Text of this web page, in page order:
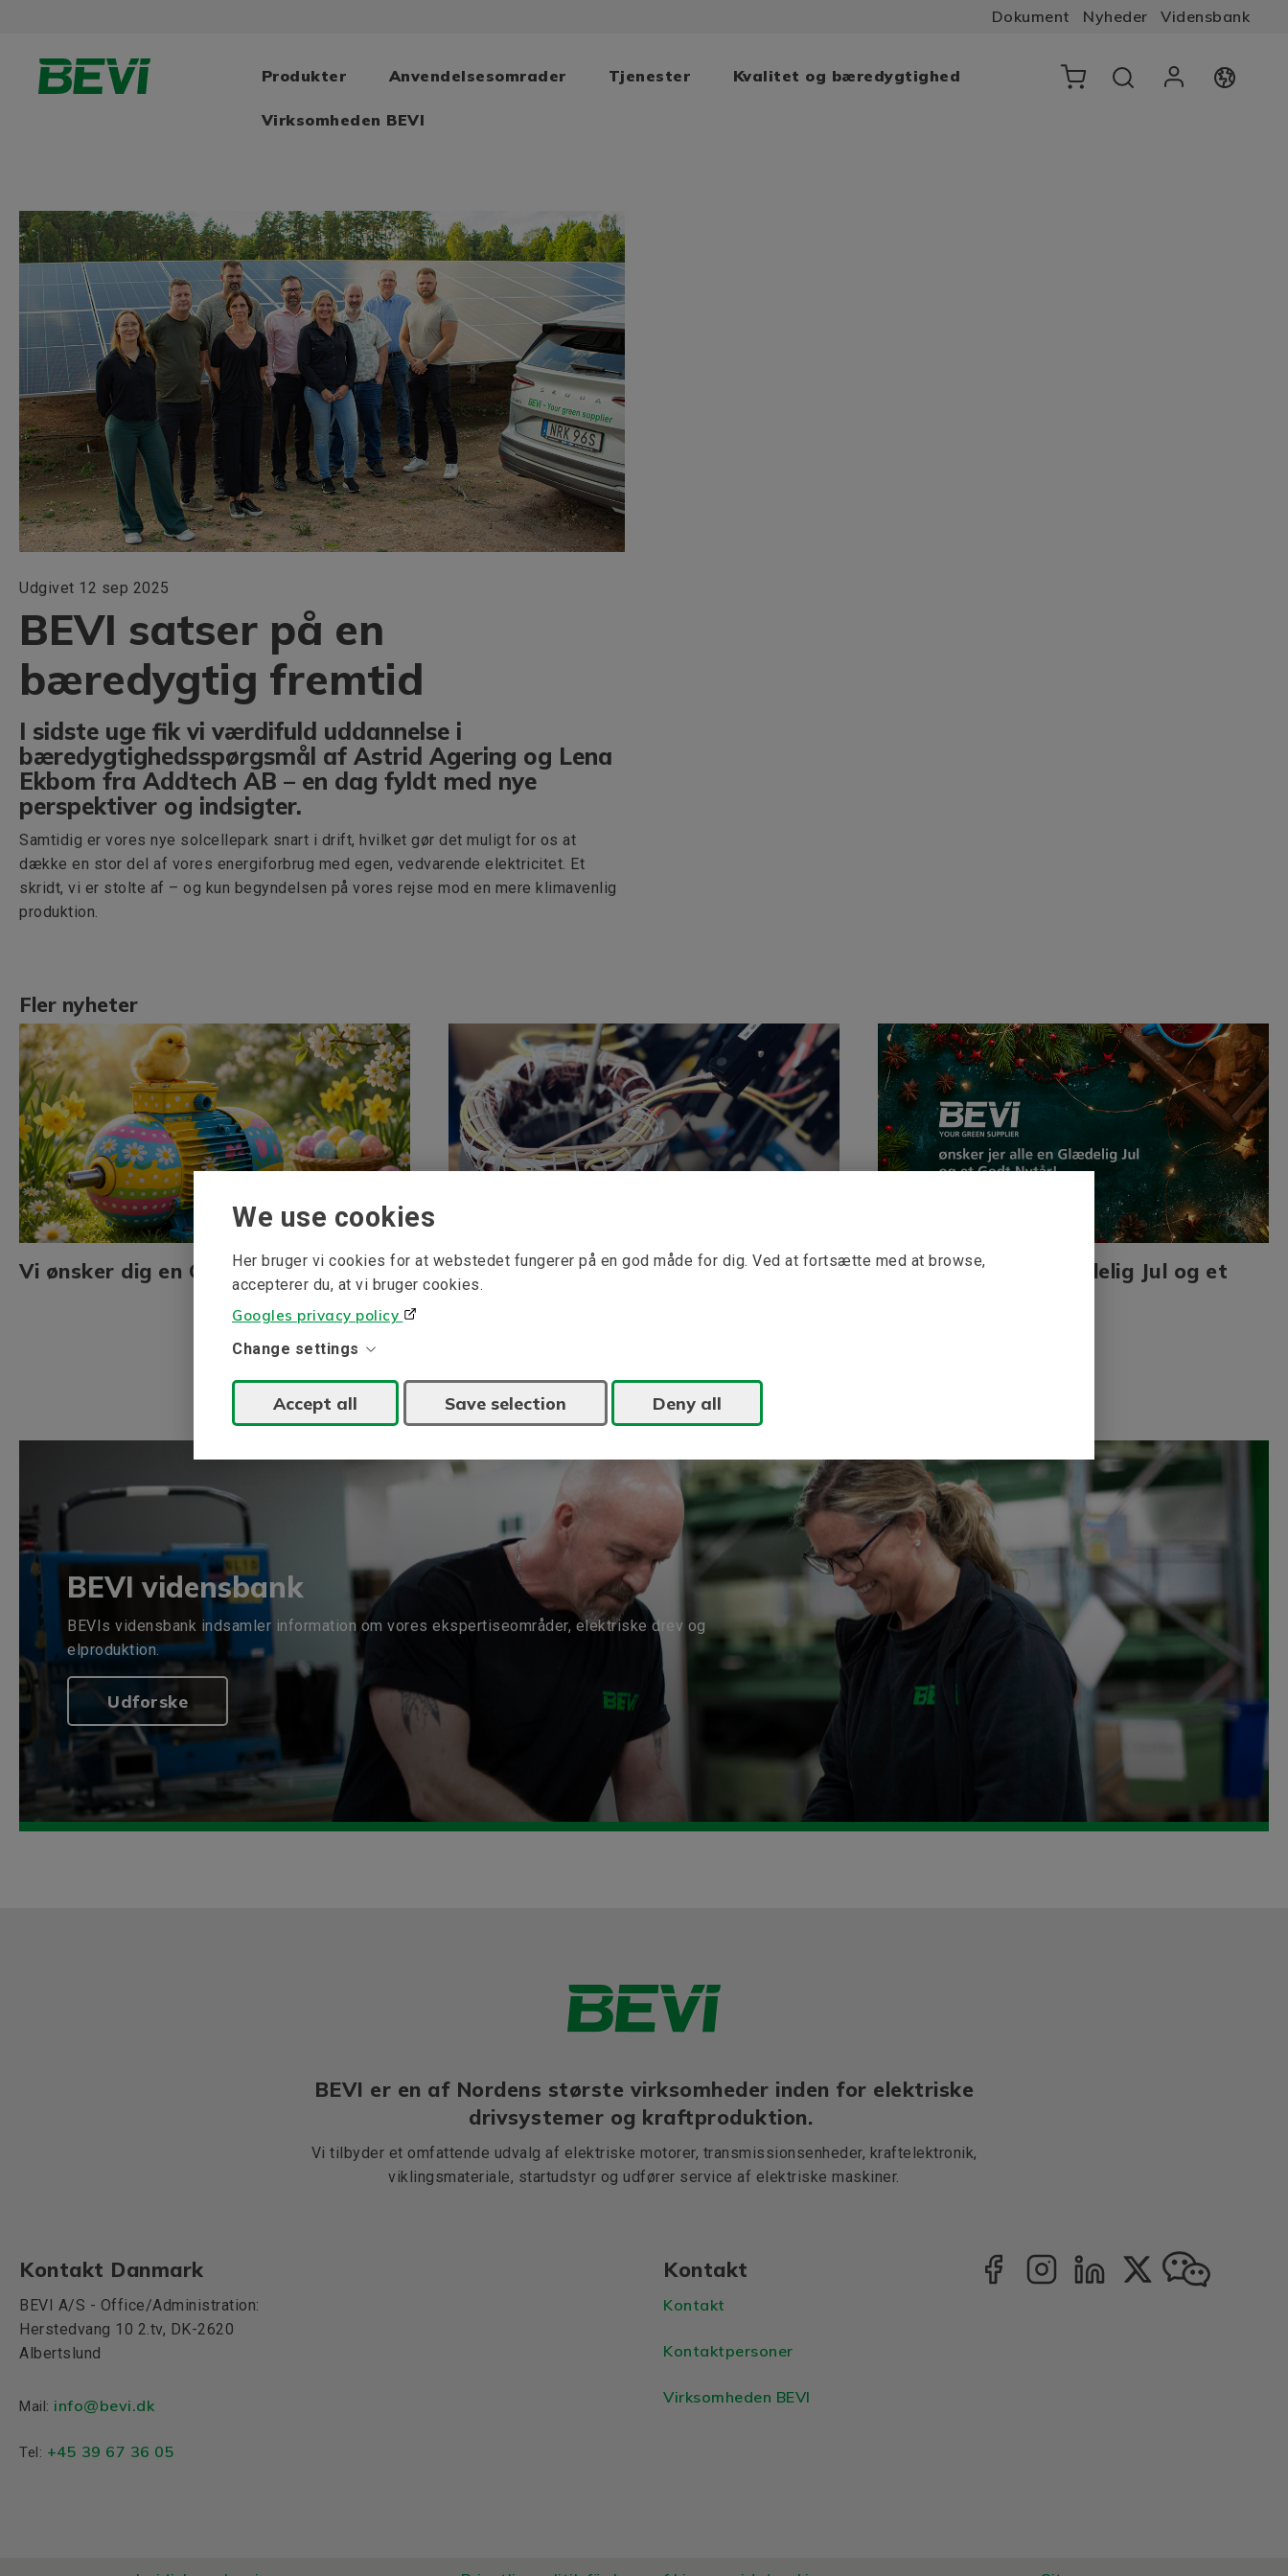
We use cookies
Her bruger vi cookies for at webstedet fungerer på en god måde for dig. Ved at fortsætte med at browse,
accepterer du, at vi bruger cookies.
Googles privacy policy
Change settings
Accept all Save selection Deny all
Dokument Nyheder Vidensbank
Produkter Anvendelsesomrader Tjenester Kvalitet og bæredygtighed
Virksomheden BEVI
Udgivet 12 sep 2025
BEVI satser på en
bæredygtig fremtid
I sidste uge fik vi værdifuld uddannelse i
bæredygtighedsspørgsmål af Astrid Agering og Lena
Ekbom fra Addtech AB – en dag fyldt med nye
perspektiver og indsigter.
Samtidig er vores nye solcellepark snart i drift, hvilket gør det muligt for os at
dække en stor del af vores energiforbrug med egen, vedvarende elektricitet. Et
skridt, vi er stolte af – og kun begyndelsen på vores rejse mod en mere klimavenlig
produktion.
Fler nyheter
Vi ønsker dig en Glædelig Påske!
Vi omvikler elmotorer – tilpasset din
applikation
Vi ønsker dig en Glædelig Jul og et
BEVI vidensbank
BEVIs vidensbank indsamler information om vores ekspertiseområder, elektriske drev og
elproduktion.
Udforske
BEVI er en af Nordens største virksomheder inden for elektriske
drivsystemer og kraftproduktion.
Vi tilbyder et omfattende udvalg af elektriske motorer, transmissionsenheder, kraftelektronik,
viklingsmateriale, startudstyr og udfører service af elektriske maskiner.
Kontakt Danmark
BEVI A/S - Office/Administration:
Herstedvang 10 2.tv, DK-2620
Albertslund
Mail: info@bevi.dk
Tel: +45 39 67 36 05
Kontakt
Kontakt
Kontaktpersoner
Virksomheden BEVI